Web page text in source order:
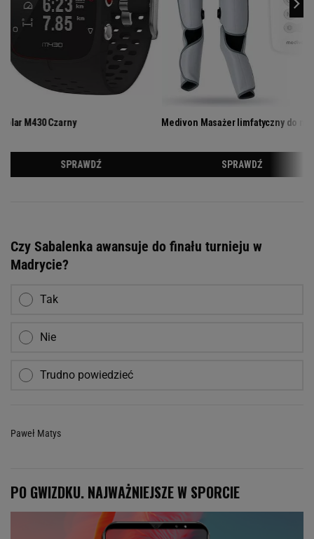
Czy Sabalenka awansuje do finału turnieju w
Madrycie?
Tak
Nie
Trudno powiedzieć
Paweł Matys